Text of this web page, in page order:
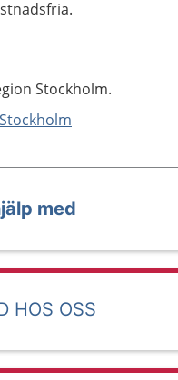
Stockholm.
med
HOS OSS